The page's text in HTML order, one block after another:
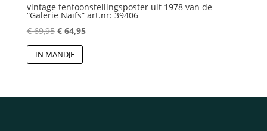
vintage tentoonstellingsposter uit 1978 van de
“Galerie Naïfs” art.nr: 39406
€69,95 Oorspronkelijke
prijs
was:
€64,95Huidige
IN MANDJE